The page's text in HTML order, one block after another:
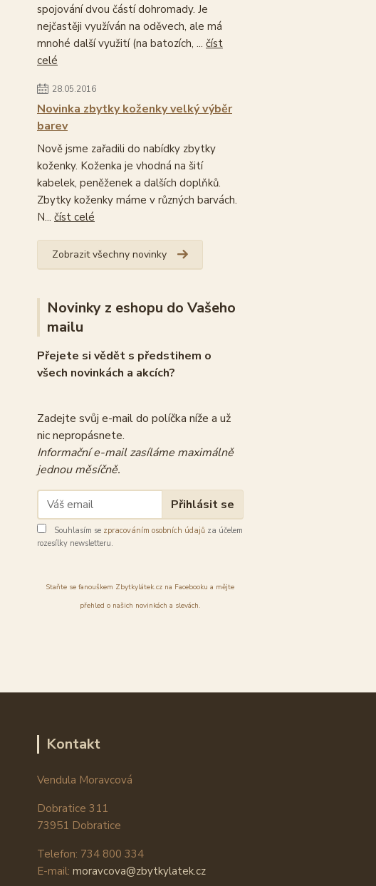
spojování dvou částí dohromady. Je
nejčastěji využíván na oděvech, ale má
mnohé další využití (na batozích, ... číst
celé
28.05.2016
Novinka zbytky koženky velký výběr
barev
Nově jsme zařadili do nabídky zbytky
koženky. Koženka je vhodná na šití
kabelek, peněženek a dalších doplňků.
Zbytky koženky máme v různých barvách.
N... číst celé
Zobrazit všechny novinky
Novinky z eshopu do Vašeho
mailu
Přejete si vědět s předstihem o
všech novinkách a akcích?
Zadejte svůj e-mail do políčka níže a už
nic nepropásnete.
Informační e-mail zasíláme maximálně
jednou měsíčně.
Přihlásit se
Souhlasím se zpracováním osobních údajů za účelem
rozesílky newsletteru.
Staňte se fanouškem Zbytkylátek.cz na Facebooku a mějte
přehled o našich novinkách a slevách.
Kontakt
Vendula Moravcová
Dobratice 311
73951 Dobratice
Telefon: 734 800 334
E-mail: moravcova@zbytkylatek.cz